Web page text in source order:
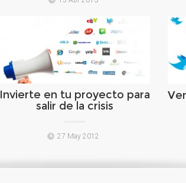
Invierte en tu proyecto para
salir de la crisis
27 May 2012